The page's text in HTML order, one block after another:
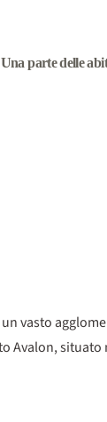
parte delle
vasto
Avalon, situato